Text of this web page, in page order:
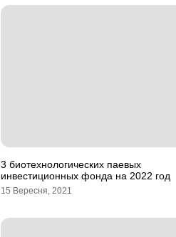
3 биотехнологических паевых
инвестиционных фонда на 2022 год
15 Вересня, 2021